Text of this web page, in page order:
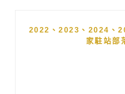
2022、2023、2024、
家駐站部